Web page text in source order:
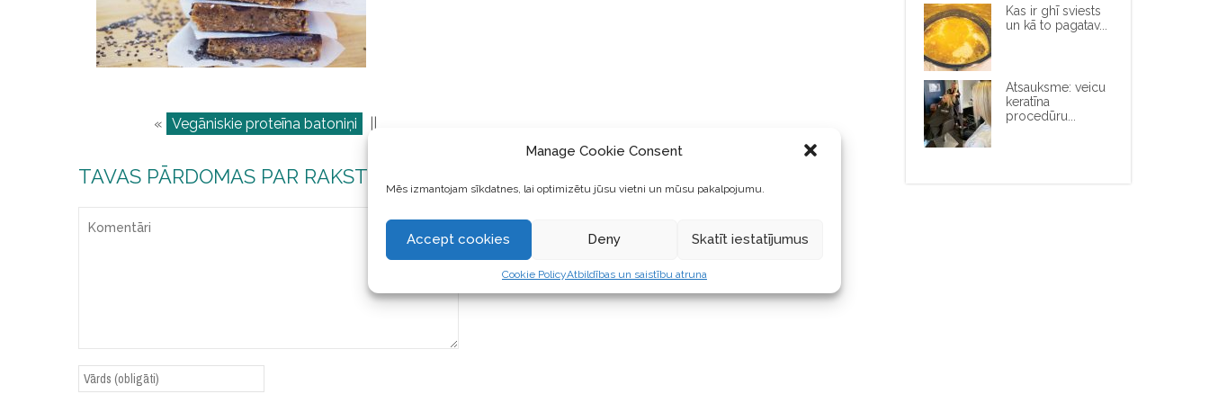
Manage Cookie Consent
Mēs izmantojam sīkdatnes, lai optimizētu jūsu vietni un mūsu pakalpojumu.
Accept cookies Deny Skatīt iestatījumus
Cookie PolicyAtbildības un saistību atruna
« Vegāniskie proteīna batoniņi ||
TAVAS PĀRDOMAS PAR RAKSTU
Kas ir ghī sviests
un kā to pagatav...
Atsauksme: veicu
keratīna
procedūru...